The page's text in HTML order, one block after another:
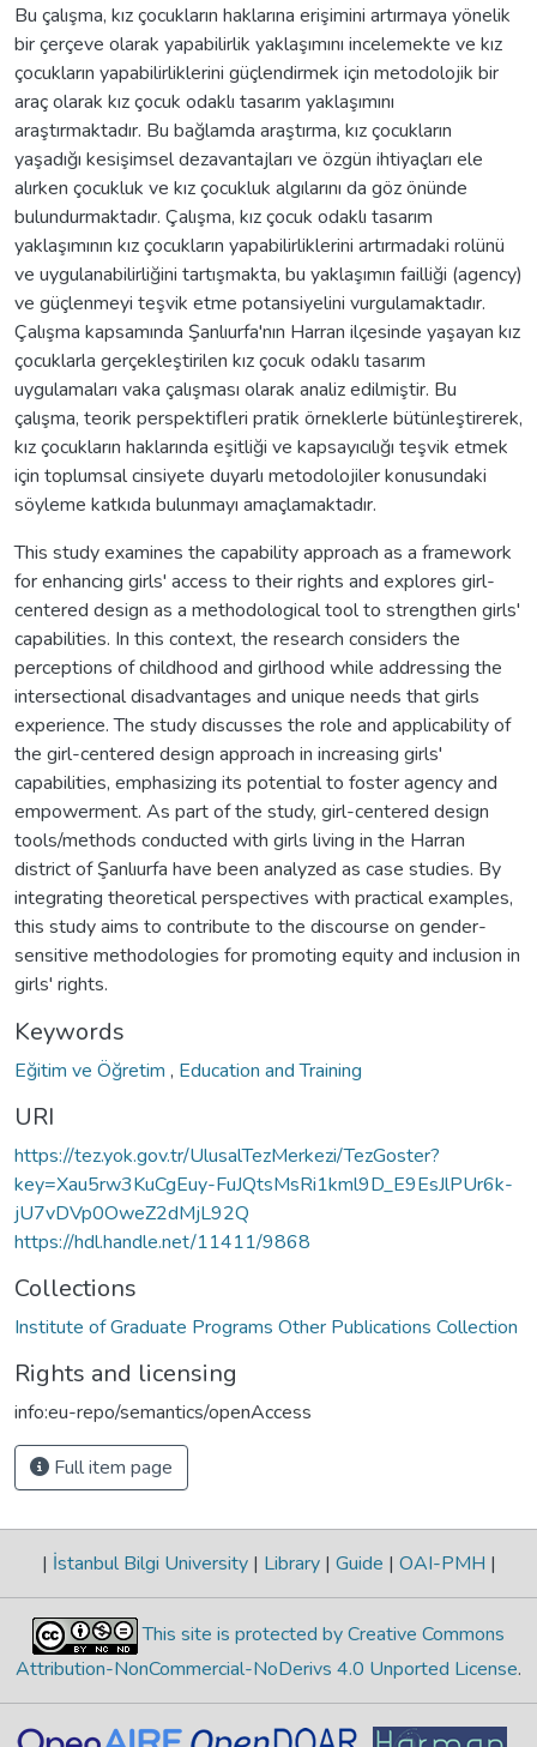
Bu çalışma, kız çocukların haklarına erişimini artırmaya yönelik
bir çerçeve olarak yapabilirlik yaklaşımını incelemekte ve kız
çocukların yapabilirliklerini güçlendirmek için metodolojik bir
araç olarak kız çocuk odaklı tasarım yaklaşımını
araştırmaktadır. Bu bağlamda araştırma, kız çocukların
yaşadığı kesişimsel dezavantajları ve özgün ihtiyaçları ele
alırken çocukluk ve kız çocukluk algılarını da göz önünde
bulundurmaktadır. Çalışma, kız çocuk odaklı tasarım
yaklaşımının kız çocukların yapabilirliklerini artırmadaki rolünü
ve uygulanabilirliğini tartışmakta, bu yaklaşımın failliği (agency)
ve güçlenmeyi teşvik etme potansiyelini vurgulamaktadır.
Çalışma kapsamında Şanlıurfa'nın Harran ilçesinde yaşayan kız
çocuklarla gerçekleştirilen kız çocuk odaklı tasarım
uygulamaları vaka çalışması olarak analiz edilmiştir. Bu
çalışma, teorik perspektifleri pratik örneklerle bütünleştirerek,
kız çocukların haklarında eşitliği ve kapsayıcılığı teşvik etmek
için toplumsal cinsiyete duyarlı metodolojiler konusundaki
söyleme katkıda bulunmayı amaçlamaktadır.
This study examines the capability approach as a framework
for enhancing girls' access to their rights and explores girl-
centered design as a methodological tool to strengthen girls'
capabilities. In this context, the research considers the
perceptions of childhood and girlhood while addressing the
intersectional disadvantages and unique needs that girls
experience. The study discusses the role and applicability of
the girl-centered design approach in increasing girls'
capabilities, emphasizing its potential to foster agency and
empowerment. As part of the study, girl-centered design
tools/methods conducted with girls living in the Harran
district of Şanlıurfa have been analyzed as case studies. By
integrating theoretical perspectives with practical examples,
this study aims to contribute to the discourse on gender-
sensitive methodologies for promoting equity and inclusion in
girls' rights.
Keywords
Eğitim ve Öğretim , Education and Training
URI
https://tez.yok.gov.tr/UlusalTezMerkezi/TezGoster?
key=Xau5rw3KuCgEuy-FuJQtsMsRi1kml9D_E9EsJlPUr6k-
jU7vDVp0OweZ2dMjL92Q
https://hdl.handle.net/11411/9868
Collections
Institute of Graduate Programs Other Publications Collection
Rights and licensing
info:eu-repo/semantics/openAccess
Full item page
| İstanbul Bilgi University | Library | Guide | OAI-PMH |
This site is protected by Creative Commons
Attribution-NonCommercial-NoDerivs 4.0 Unported License.